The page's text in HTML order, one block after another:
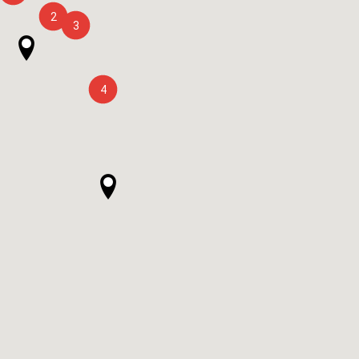
2
3
4